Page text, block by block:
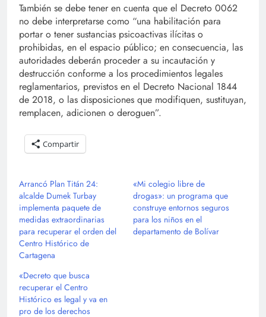
También se debe tener en cuenta que el Decreto 0062
no debe interpretarse como “una habilitación para
portar o tener sustancias psicoactivas ilícitas o
prohibidas, en el espacio público; en consecuencia, las
autoridades deberán proceder a su incautación y
destrucción conforme a los procedimientos legales
reglamentarios, previstos en el Decreto Nacional 1844
de 2018, o las disposiciones que modifiquen, sustituyan,
remplacen, adicionen o deroguen”.
Compartir
Arrancó Plan Titán 24:
alcalde Dumek Turbay
implementa paquete de
medidas extraordinarias
para recuperar el orden del
Centro Histórico de
Cartagena
«Mi colegio libre de
drogas»: un programa que
construye entornos seguros
para los niños en el
departamento de Bolívar
«Decreto que busca
recuperar el Centro
Histórico es legal y va en
pro de los derechos